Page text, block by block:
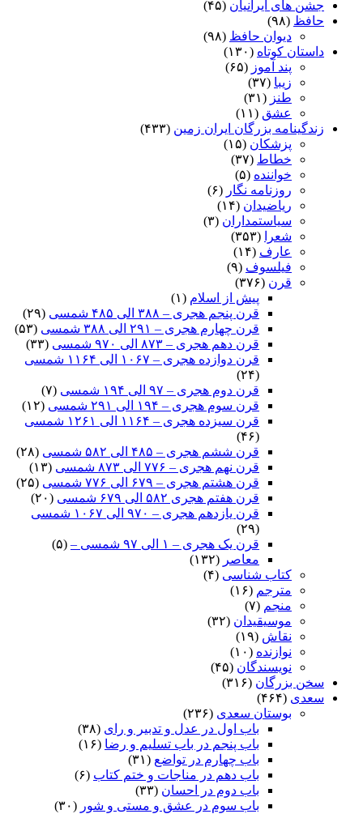
جشن های ایرانیان (۴۵)
حافظ (۹۸)
دیوان حافظ (۹۸)
داستان کوتاه (۱۳۰)
پند آموز (۶۵)
زیبا (۳۷)
طنز (۳۱)
عشق (۱۱)
زندگینامه بزرگان ایران زمین (۴۳۳)
پزشکان (۱۵)
خطاط (۳۷)
خواننده (۵)
روزنامه نگار (۶)
ریاضیدان (۱۴)
سیاستمداران (۳)
شعرا
(۳۵۳)
عارف (۱۴)
فیلسوف (۹)
قرن (۳۷۶)
پیش از اسلام (۱)
قرن پنجم هجری – ۳۸۸ الی ۴۸۵ شمسی
(۲۹)
قرن چهارم هجری – ۲۹۱ الی ۳۸۸ شمسی
(۵۳)
قرن دهم هجری – ۸۷۳ الی ۹۷۰ شمسی
(۳۳)
قرن دوازده هجری – ۱۰۶۷ الی ۱۱۶۴ شمسی
(۲۴)
قرن دوم هجری – ۹۷ الی ۱۹۴ شمسی
(۷)
قرن سوم هجری – ۱۹۴ الی ۲۹۱ شمسی
(۱۲)
قرن سیزده هجری – ۱۱۶۴ الی ۱۲۶۱ شمسی
(۴۶)
قرن ششم هجری – ۴۸۵ الی ۵۸۲ شمسی
(۲۸)
قرن نهم هجری – ۷۷۶ الی ۸۷۳ شمسی
(۱۳)
قرن هشتم هجری – ۶۷۹ الی ۷۷۶ شمسی
(۲۵)
قرن هفتم هجری ۵۸۲ الی ۶۷۹ شمسی
(۲۰)
قرن یازدهم هجری – ۹۷۰ الی ۱۰۶۷ شمسی
(۲۹)
قرن یک هجری – ۱ الی ۹۷ شمسی –
(۵)
معاصر (۱۳۲)
کتاب شناسی (۴)
مترجم (۱۶)
منجم (۷)
موسیقیدان (۳۲)
نقاش (۱۹)
نوازنده (۱۰)
نویسندگان (۴۵)
سخن بزرگان (۳۱۶)
سعدی (۴۶۴)
بوستان سعدی (۲۳۶)
باب اول در عدل و تدبیر و رای (۳۸)
باب پنجم در باب تسلیم و رضا (۱۶)
باب چهارم در تواضع (۳۱)
باب دهم در مناجات و ختم کتاب (۶)
باب دوم در احسان (۳۳)
باب سوم در عشق و مستی و شور (۳۰)